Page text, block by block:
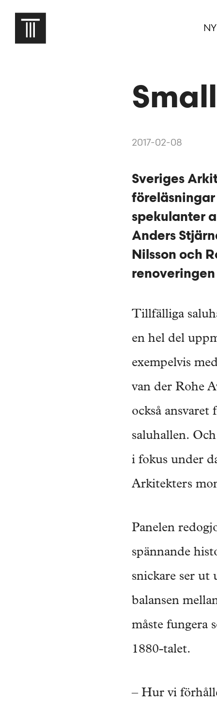
2017-02-08
Sveriges
föreläsningar
spekulanter
Anders
Nilsson och
Tillfälliga
en hel del
exempelvis
van der Rohe
också ansvaret
saluhallen.
i fokus under
Arkitekters
Panelen
spännande
snickare ser ut
balansen
måste fungera
1880-talet.
– Hur vi